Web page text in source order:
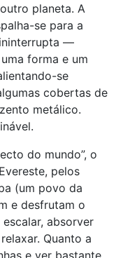
planeta. A
se para a
—
forma e um
se
cobertas de
metálico.
do mundo”, o
pelos
(um povo da
e desfrutam o
absorver
Quanto a